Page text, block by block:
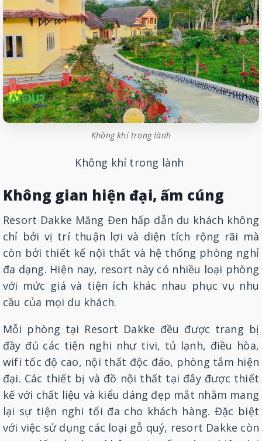
Không khí trong lành
Không khí trong lành
Không gian hiện đại, ấm cúng
Resort Dakke Măng Đen hấp dẫn du khách không
chỉ bởi vị trí thuận lợi và diện tích rộng rãi mà
còn bởi thiết kế nội thất và hệ thống phòng nghỉ
đa dạng. Hiện nay, resort này có nhiều loại phòng
với mức giá và tiện ích khác nhau phục vụ nhu
cầu của mọi du khách.
Mỗi phòng tại Resort Dakke đều được trang bị
đầy đủ các tiện nghi như tivi, tủ lạnh, điều hòa,
wifi tốc độ cao, nội thất độc đáo, phòng tắm hiện
đại. Các thiết bị và đồ nội thất tại đây được thiết
kế với chất liệu và kiểu dáng đẹp mắt nhằm mang
lại sự tiện nghi tối đa cho khách hàng. Đặc biệt
với việc sử dụng các loại gỗ quý, resort Dakke còn